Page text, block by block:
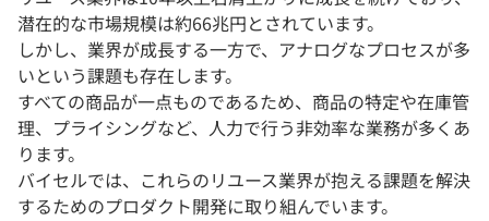
潜在的な市場規模は約66兆円とされています。
しかし、業界が成長する一方で、アナログなプロセスが多
いという課題も存在します。
すべての商品が一点ものであるため、商品の特定や在庫管
理、プライシングなど、人力で行う非効率な業務が多くあ
ります。
バイセルでは、これらのリユース業界が抱える課題を解決
するためのプロダクト開発に取り組んでいます。